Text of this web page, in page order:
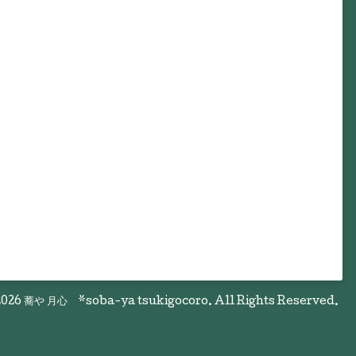
蕎や 月心 *soba-ya tsukigocoro. All Rights Reserved.